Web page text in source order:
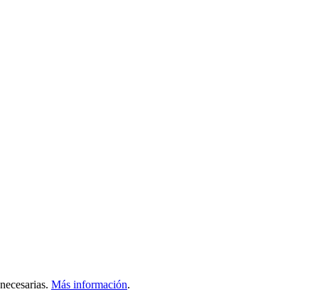
Más información.